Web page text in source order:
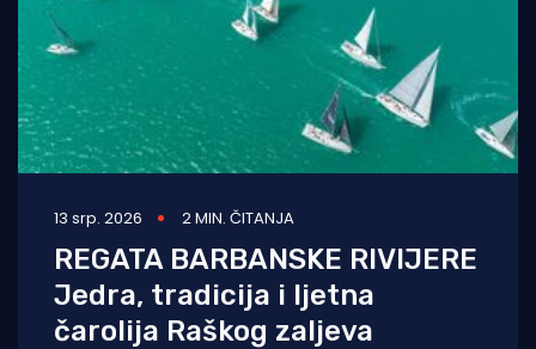
13 srp. 2026 2 MIN. ČITANJA
REGATA BARBANSKE RIVIJERE
Jedra, tradicija i ljetna
čarolija Raškog zaljeva